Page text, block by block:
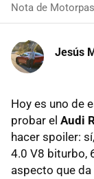
Nota de
Jesús
Hoy es uno de
probar el Audi
hacer spoiler:
4.0 V8 biturbo,
aspecto que